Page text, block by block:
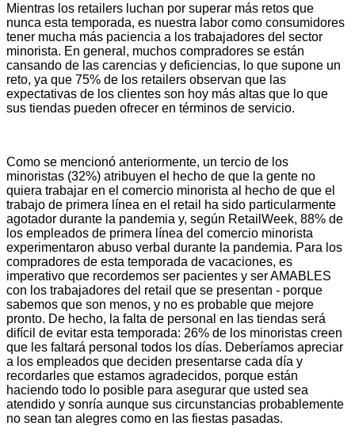
Mientras los retailers luchan por superar más retos que
nunca esta temporada, es nuestra labor como consumidores
tener mucha más paciencia a los trabajadores del sector
minorista. En general, muchos compradores se están
cansando de las carencias y deficiencias, lo que supone un
reto, ya que 75% de los retailers observan que las
expectativas de los clientes son hoy más altas que lo que
sus tiendas pueden ofrecer en términos de servicio.
Como se mencionó anteriormente, un tercio de los
minoristas (32%) atribuyen el hecho de que la gente no
quiera trabajar en el comercio minorista al hecho de que el
trabajo de primera línea en el retail ha sido particularmente
agotador durante la pandemia y, según RetailWeek, 88% de
los empleados de primera línea del comercio minorista
experimentaron abuso verbal durante la pandemia. Para los
compradores de esta temporada de vacaciones, es
imperativo que recordemos ser pacientes y ser AMABLES
con los trabajadores del retail que se presentan - porque
sabemos que son menos, y no es probable que mejore
pronto. De hecho, la falta de personal en las tiendas será
difícil de evitar esta temporada: 26% de los minoristas creen
que les faltará personal todos los días. Deberíamos apreciar
a los empleados que deciden presentarse cada día y
recordarles que estamos agradecidos, porque están
haciendo todo lo posible para asegurar que usted sea
atendido y sonría aunque sus circunstancias probablemente
no sean tan alegres como en las fiestas pasadas.